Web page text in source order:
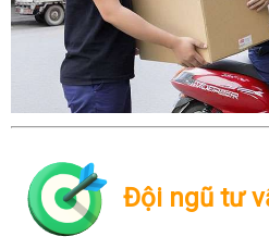
Đội ngũ tư